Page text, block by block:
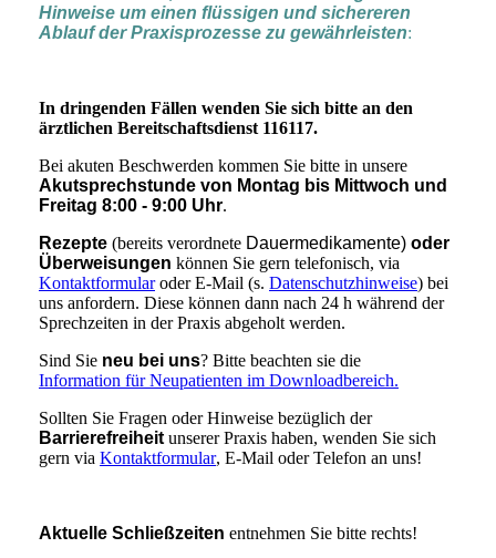
Hinweise um einen flüssigen und sichereren
Ablauf der Praxisprozesse zu gewährleisten:
In dringenden Fällen wenden Sie sich bitte an den
ärztlichen Bereitschaftsdienst 116117.
Bei akuten Beschwerden kommen Sie bitte in unsere
Akutsprechstunde von Montag bis Mittwoch und
Freitag 8:00 - 9:00 Uhr.
Rezepte (bereits verordnete Dauermedikamente) oder
Überweisungen können Sie gern telefonisch, via
Kontaktformularoder E-Mail (s. Datenschutzhinweise) bei
uns anfordern. Diese können dann nach 24 h während der
Sprechzeiten in der Praxis abgeholt werden.
Sind Sie neu bei uns? Bitte beachten sie die
Information für Neupatienten im Downloadbereich.
Sollten Sie Fragen oder Hinweise bezüglich der
Barrierefreiheit unserer Praxis haben, wenden Sie sich
gern via Kontaktformular, E-Mail oder Telefon an uns!
Aktuelle Schließzeiten entnehmen Sie bitte rechts!